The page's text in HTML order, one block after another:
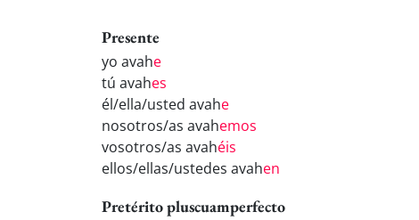
Presente
yo avahe
tú avahes
él/ella/usted avahe
nosotros/as avahemos
vosotros/as avahéis
ellos/ellas/ustedes avahen
Pretérito pluscuamperfecto